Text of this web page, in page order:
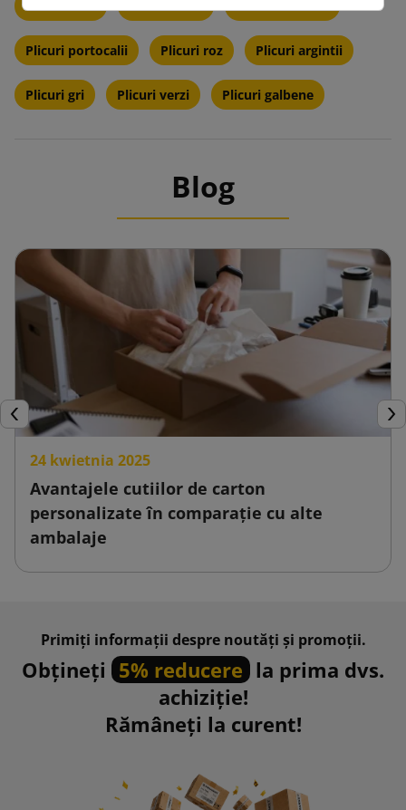
Plicuri portocalii Plicuri roz Plicuri argintii
Plicuri gri Plicuri verzi Plicuri galbene
Blog
Inapoi
24 kwietnia 2025
Avantajele cutiilor de carton
personalizate în comparație cu alte
ambalaje
Primiți informații despre noutăți și promoții.
Obțineți 5% reducere la prima dvs.
achiziție!
Rămâneți la curent!